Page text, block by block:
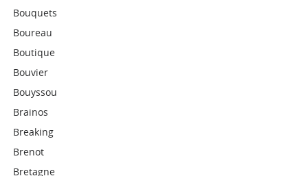
Bouquets
Boureau
Boutique
Bouvier
Bouyssou
Brainos
Breaking
Brenot
Bretagne